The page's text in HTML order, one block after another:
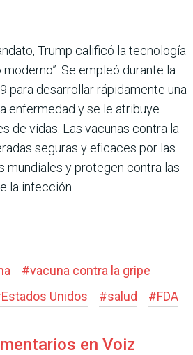
Trump calificó la tecnología
Se empleó durante la
para desarrollar rápidamente una
enfermedad y se le atribuye
de vidas. Las vacunas contra la
seguras y eficaces por las
mundiales y protegen contra las
la infección.
#vacuna contra la gripe
Estados Unidos #salud #FDA
en Voiz